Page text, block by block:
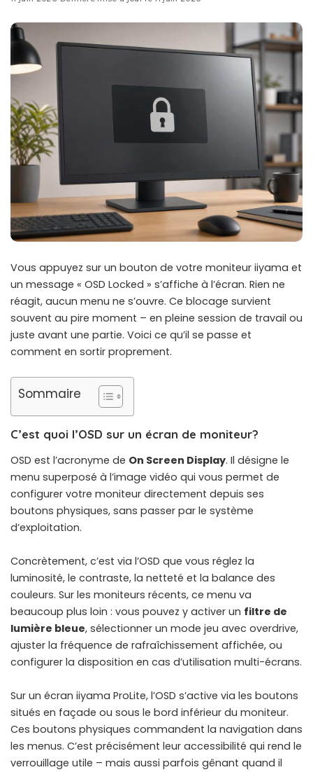
Vous appuyez sur un bouton de votre moniteur iiyama et
un message « OSD Locked » s’affiche à l’écran. Rien ne
réagit, aucun menu ne s’ouvre. Ce blocage survient
souvent au pire moment – en pleine session de travail ou
juste avant une partie. Voici ce qu’il se passe et
comment en sortir proprement.
Sommaire
C’est quoi l’OSD sur un écran de moniteur?
OSD est l’acronyme de On Screen Display. Il désigne le
menu superposé à l’image vidéo qui vous permet de
configurer votre moniteur directement depuis ses
boutons physiques, sans passer par le système
d’exploitation.
Concrètement, c’est via l’OSD que vous réglez la
luminosité, le contraste, la netteté et la balance des
couleurs. Sur les moniteurs récents, ce menu va
beaucoup plus loin : vous pouvez y activer un filtre de
lumière bleue, sélectionner un mode jeu avec overdrive,
ajuster la fréquence de rafraîchissement affichée, ou
configurer la disposition en cas d’utilisation multi-écrans.
Sur un écran iiyama ProLite, l’OSD s’active via les boutons
situés en façade ou sous le bord inférieur du moniteur.
Ces boutons physiques commandent la navigation dans
les menus. C’est précisément leur accessibilité qui rend le
verrouillage utile – mais aussi parfois gênant quand il